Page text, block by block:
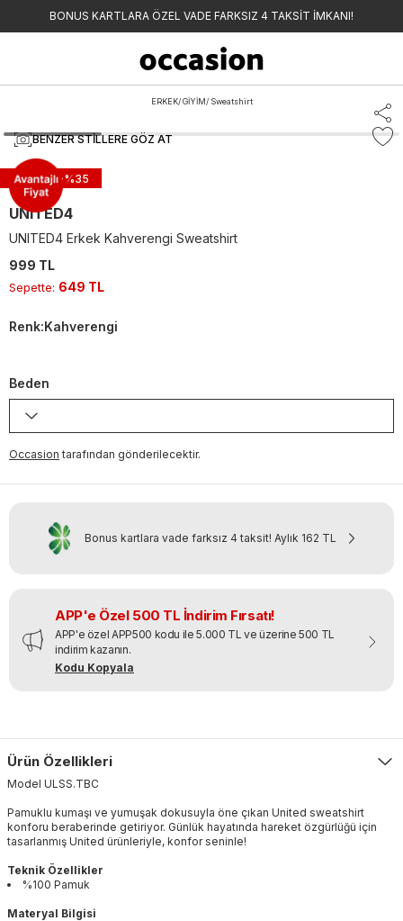
BONUS KARTLARA ÖZEL VADE FARKSIZ 4 TAKSİT İMKANI!
ERKEK/ GİYİM/ Sweatshirt
BENZER STILLERE GÖZ AT
Sepette -%35
UNITED4
UNITED4 Erkek Kahverengi Sweatshirt
999 TL
Sepette: 649 TL
Renk:Kahverengi
Beden
Occasion tarafından gönderilecektir.
Bonus kartlara vade farksız 4 taksit! Aylık 162 TL
APP'e Özel 500 TL İndirim Fırsatı!
APP'e özel APP500 kodu ile 5.000 TL ve üzerine 500 TL
indirim kazanın.
Kodu Kopyala
Ürün Özellikleri
Model ULSS.TBC
Pamuklu kumaşı ve yumuşak dokusuyla öne çıkan United sweatshirt
konforu beraberinde getiriyor. Günlük hayatında hareket özgürlüğü için
tasarlanmış United ürünleriyle, konfor seninle!
Teknik Özellikler
%100 Pamuk
Materyal Bilgisi